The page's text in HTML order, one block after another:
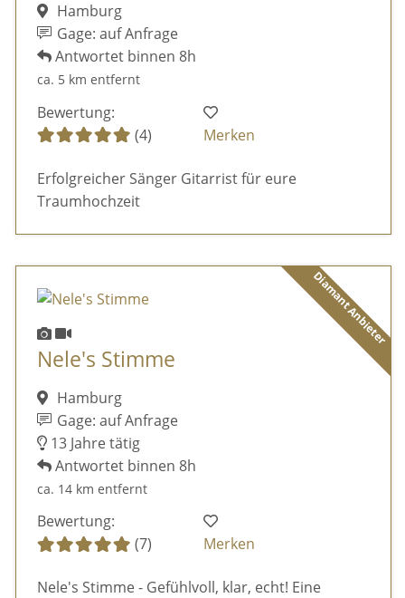
Hamburg
Gage: auf Anfrage
Antwortet binnen 8h
ca. 5 km entfernt
Bewertung:
(4)
Merken
Erfolgreicher Sänger Gitarrist für eure
Traumhochzeit
Diamant Anbieter
Nele's Stimme
Hamburg
Gage: auf Anfrage
13 Jahre tätig
Antwortet binnen 8h
ca. 14 km entfernt
Bewertung:
(7)
Merken
Nele's Stimme - Gefühlvoll, klar, echt! Eine